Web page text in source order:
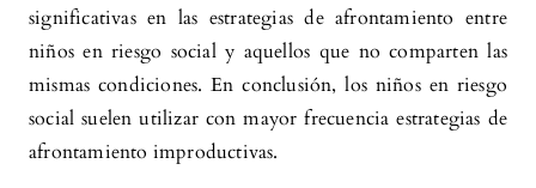
significativas en las estrategias de afrontamiento entre
niños en riesgo social y aquellos que no comparten las
mismas condiciones. En conclusión, los niños en riesgo
social suelen utilizar con mayor frecuencia estrategias de
afrontamiento improductivas.